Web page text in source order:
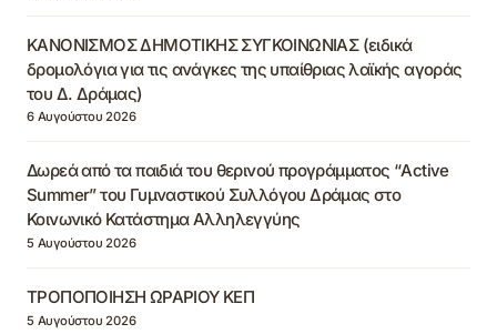
ΚΑΝΟΝΙΣΜΟΣ ΔΗΜΟΤΙΚΗΣ ΣΥΓΚΟΙΝΩΝΙΑΣ (ειδικά
δρομολόγια για τις ανάγκες της υπαίθριας λαϊκής αγοράς
του Δ. Δράμας)
6 Αυγούστου 2026
Δωρεά από τα παιδιά του θερινού προγράμματος “Active
Summer” του Γυμναστικού Συλλόγου Δράμας στο
Κοινωνικό Κατάστημα Αλληλεγγύης
5 Αυγούστου 2026
ΤΡΟΠΟΠΟΙΗΣΗ ΩΡΑΡΙΟΥ ΚΕΠ
5 Αυγούστου 2026